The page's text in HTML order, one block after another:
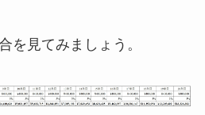
を見てみましょう。